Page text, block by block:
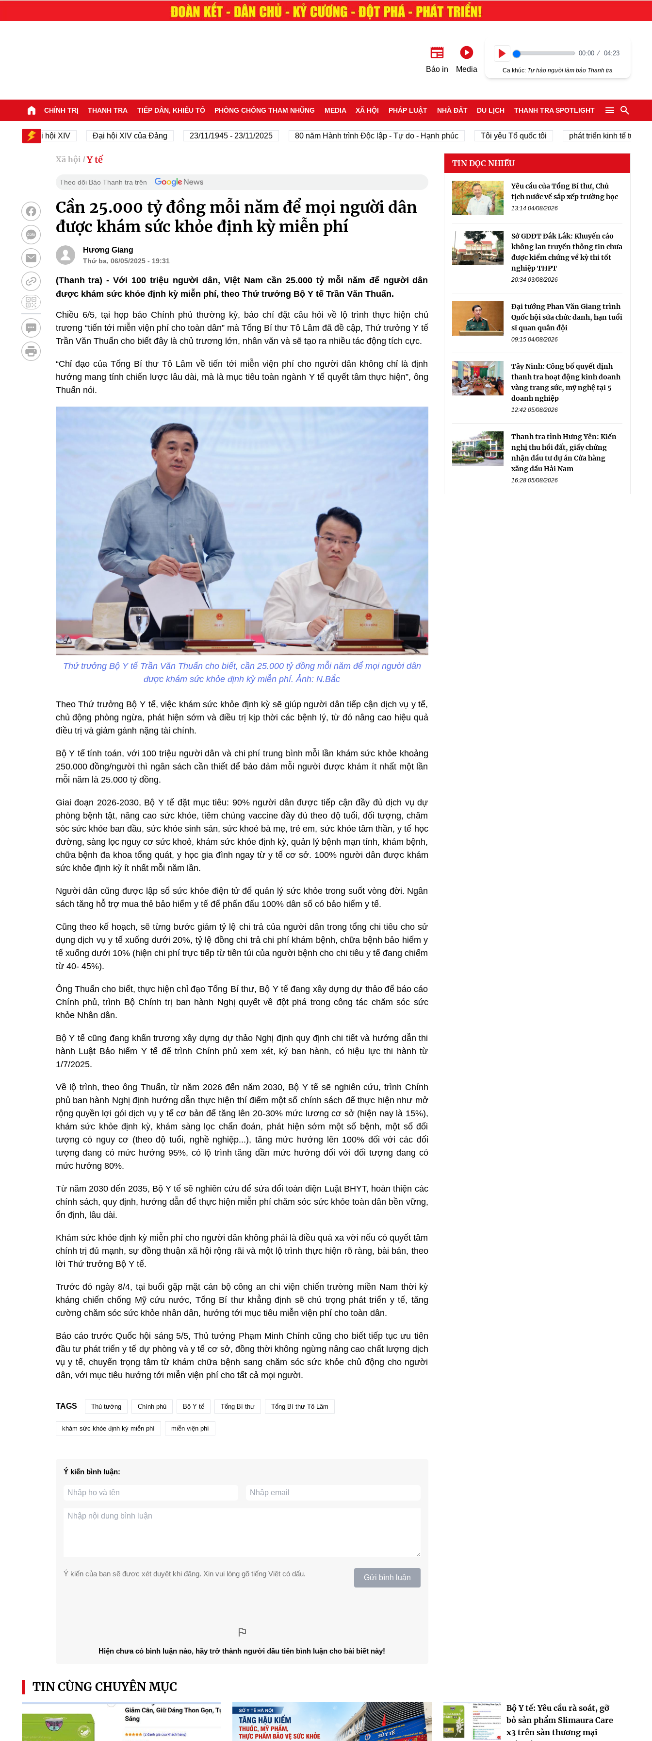
Báo in Media
00:00 04:23
Ca khúc: Tự hào người làm báo Thanh tra
CHÍNH TRỊ THANH TRA TIẾP DÂN, KHIẾU TỐ PHÒNG CHỐNG THAM NHŨNG MEDIA XÃ HỘI PHÁP LUẬT NHÀ ĐẤT DU LỊCH THANH TRA SPOTLIGHT
Đại hội XIV Đại hội XIV của Đảng 23/11/1945 - 23/11/2025 80 năm Hành trình Độc lập - Tự do - Hạnh phúc Tôi yêu Tổ quốc tôi phát triển kinh tế tư nhân
Xã hội / Y tế
Theo dõi Báo Thanh tra trên
Cần 25.000 tỷ đồng mỗi năm để mọi người dân
được khám sức khỏe định kỳ miễn phí
Hương Giang
Thứ ba, 06/05/2025 - 19:31
(Thanh tra) - Với 100 triệu người dân, Việt Nam cần 25.000 tỷ mỗi năm để người dân
được khám sức khỏe định kỳ miễn phí, theo Thứ trưởng Bộ Y tế Trần Văn Thuấn.
Chiều 6/5, tại họp báo Chính phủ thường kỳ, báo chí đặt câu hỏi về lộ trình thực hiện chủ
trương “tiến tới miễn viện phí cho toàn dân” mà Tổng Bí thư Tô Lâm đã đề cập, Thứ trưởng Y tế
Trần Văn Thuấn cho biết đây là chủ trương lớn, nhân văn và sẽ tạo ra nhiều tác động tích cực.
“Chỉ đạo của Tổng Bí thư Tô Lâm về tiến tới miễn viện phí cho người dân không chỉ là định
hướng mang tính chiến lược lâu dài, mà là mục tiêu toàn ngành Y tế quyết tâm thực hiện”, ông
Thuấn nói.
Thứ trưởng Bộ Y tế Trần Văn Thuấn cho biết, cần 25.000 tỷ đồng mỗi năm để mọi người dân
được khám sức khỏe định kỳ miễn phí. Ảnh: N.Bắc
Theo Thứ trưởng Bộ Y tế, việc khám sức khỏe định kỳ sẽ giúp người dân tiếp cận dịch vụ y tế,
chủ động phòng ngừa, phát hiện sớm và điều trị kịp thời các bệnh lý, từ đó nâng cao hiệu quả
điều trị và giảm gánh nặng tài chính.
Bộ Y tế tính toán, với 100 triệu người dân và chi phí trung bình mỗi lần khám sức khỏe khoảng
250.000 đồng/người thì ngân sách cần thiết để bảo đảm mỗi người được khám ít nhất một lần
mỗi năm là 25.000 tỷ đồng.
Giai đoạn 2026-2030, Bộ Y tế đặt mục tiêu: 90% người dân được tiếp cận đầy đủ dịch vụ dự
phòng bệnh tật, nâng cao sức khỏe, tiêm chủng vaccine đầy đủ theo độ tuổi, đối tượng, chăm
sóc sức khỏe ban đầu, sức khỏe sinh sản, sức khoẻ bà mẹ, trẻ em, sức khỏe tâm thần, y tế học
đường, sàng lọc nguy cơ sức khoẻ, khám sức khỏe định kỳ, quản lý bệnh mạn tính, khám bệnh,
chữa bệnh đa khoa tổng quát, y học gia đình ngay từ y tế cơ sở. 100% người dân được khám
sức khỏe định kỳ ít nhất mỗi năm lần.
Người dân cũng được lập sổ sức khỏe điện tử để quản lý sức khỏe trong suốt vòng đời. Ngân
sách tăng hỗ trợ mua thẻ bảo hiểm y tế để phấn đấu 100% dân số có bảo hiểm y tế.
Cũng theo kế hoạch, sẽ từng bước giảm tỷ lệ chi trả của người dân trong tổng chi tiêu cho sử
dụng dịch vụ y tế xuống dưới 20%, tỷ lệ đồng chi trả chi phí khám bệnh, chữa bệnh bảo hiểm y
tế xuống dưới 10% (hiện chi phí trực tiếp từ tiền túi của người bệnh cho chi tiêu y tế đang chiếm
từ 40- 45%).
Ông Thuấn cho biết, thực hiện chỉ đạo Tổng Bí thư, Bộ Y tế đang xây dựng dự thảo để báo cáo
Chính phủ, trình Bộ Chính trị ban hành Nghị quyết về đột phá trong công tác chăm sóc sức
khỏe Nhân dân.
Bộ Y tế cũng đang khẩn trương xây dựng dự thảo Nghị định quy định chi tiết và hướng dẫn thi
hành Luật Bảo hiểm Y tế để trình Chính phủ xem xét, ký ban hành, có hiệu lực thi hành từ
1/7/2025.
Về lộ trình, theo ông Thuấn, từ năm 2026 đến năm 2030, Bộ Y tế sẽ nghiên cứu, trình Chính
phủ ban hành Nghị định hướng dẫn thực hiện thí điểm một số chính sách để thực hiện như mở
rộng quyền lợi gói dịch vụ y tế cơ bản để tăng lên 20-30% mức lương cơ sở (hiện nay là 15%),
khám sức khỏe định kỳ, khám sàng lọc chẩn đoán, phát hiện sớm một số bệnh, một số đối
tượng có nguy cơ (theo độ tuổi, nghề nghiệp...), tăng mức hưởng lên 100% đối với các đối
tượng đang có mức hưởng 95%, có lộ trình tăng dần mức hưởng đối với đối tượng đang có
mức hưởng 80%.
Từ năm 2030 đến 2035, Bộ Y tế sẽ nghiên cứu để sửa đổi toàn diện Luật BHYT, hoàn thiện các
chính sách, quy định, hướng dẫn để thực hiện miễn phí chăm sóc sức khỏe toàn dân bền vững,
ổn định, lâu dài.
Khám sức khỏe định kỳ miễn phí cho người dân không phải là điều quá xa vời nếu có quyết tâm
chính trị đủ mạnh, sự đồng thuận xã hội rộng rãi và một lộ trình thực hiện rõ ràng, bài bản, theo
lời Thứ trưởng Bộ Y tế.
Trước đó ngày 8/4, tại buổi gặp mặt cán bộ công an chi viện chiến trường miền Nam thời kỳ
kháng chiến chống Mỹ cứu nước, Tổng Bí thư khẳng định sẽ chú trọng phát triển y tế, tăng
cường chăm sóc sức khỏe nhân dân, hướng tới mục tiêu miễn viện phí cho toàn dân.
Báo cáo trước Quốc hội sáng 5/5, Thủ tướng Phạm Minh Chính cũng cho biết tiếp tục ưu tiên
đầu tư phát triển y tế dự phòng và y tế cơ sở, đồng thời không ngừng nâng cao chất lượng dịch
vụ y tế, chuyển trọng tâm từ khám chữa bệnh sang chăm sóc sức khỏe chủ động cho người
dân, với mục tiêu hướng tới miễn viện phí cho tất cả mọi người.
TAGS Thủ tướng Chính phủ Bộ Y tế Tổng Bí thư Tổng Bí thư Tô Lâm
khám sức khỏe định kỳ miễn phí miễn viện phí
Ý kiến bình luận:
Ý kiến của bạn sẽ được xét duyệt khi đăng. Xin vui lòng gõ tiếng Việt có dấu. Gửi bình luận
Hiện chưa có bình luận nào, hãy trở thành người đầu tiên bình luận cho bài biết này!
TIN ĐỌC NHIỀU
Yêu cầu của Tổng Bí thư, Chủ
tịch nước về sắp xếp trường học
13:14 04/08/2026
Sở GDĐT Đắk Lắk: Khuyến cáo
không lan truyền thông tin chưa
được kiểm chứng về kỳ thi tốt
nghiệp THPT
20:34 03/08/2026
Đại tướng Phan Văn Giang trình
Quốc hội sửa chức danh, hạn tuổi
sĩ quan quân đội
09:15 04/08/2026
Tây Ninh: Công bố quyết định
thanh tra hoạt động kinh doanh
vàng trang sức, mỹ nghệ tại 5
doanh nghiệp
12:42 05/08/2026
Thanh tra tỉnh Hưng Yên: Kiến
nghị thu hồi đất, giấy chứng
nhận đầu tư dự án Cửa hàng
xăng dầu Hải Nam
16:28 05/08/2026
TIN CÙNG CHUYÊN MỤC
Bộ Y tế: Yêu cầu rà soát, gỡ
bỏ sản phẩm Slimaura Care
x3 trên sàn thương mại